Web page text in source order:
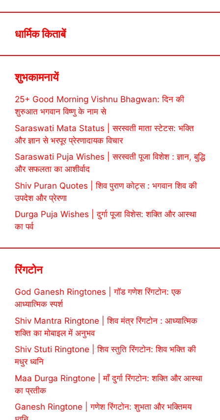
धार्मिक किताबें
शुभकामनायें
25+ Good Morning Vishnu Bhagwan: दिन की
शुरुआत भगवान विष्णु के नाम से
Saraswati Mata Status | सरस्वती माता स्टेटस: भक्ति
और ज्ञान से भरपूर प्रेरणादायक विचार
Saraswati Puja Wishes | सरस्वती पूजा विशेश : ज्ञान, बुद्धि
और सफलता का आशीर्वाद
Shiv Puran Quotes | शिव पुराण कोट्स : भगवान शिव की
उपदेश और प्रेरणा
Durga Puja Wishes | दुर्गा पूजा विशेस: शक्ति और आस्था
का पर्व
रिंगटोन
God Ganesh Ringtones | गॉड गणेश रिंगटोन: एक
आध्यात्मिक स्पर्श
Shiv Mantra Ringtone | शिव मंत्र रिंगटोन : आध्यात्मिक
शक्ति का मोबाइल में अनुभव
Shiv Stuti Ringtone | शिव स्तुति रिंगटोन: शिव भक्ति की
मधुर ध्वनि
Maa Durga Ringtone | माँ दुर्गा रिंगटोन: शक्ति और आस्था
का प्रतीक
Ganesh Ringtone | गणेश रिंगटोन: शुभता और भक्तिमय